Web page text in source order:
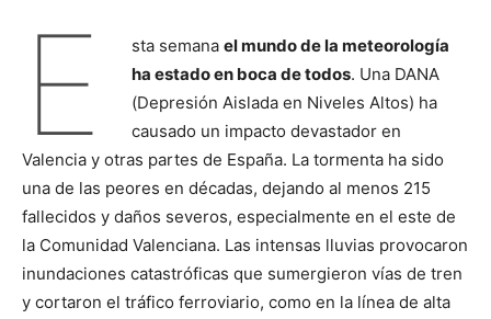
E sta semana el mundo de la meteorología
ha estado en boca de todos. Una DANA
(Depresión Aislada en Niveles Altos) ha
causado un impacto devastador en
Valencia y otras partes de España. La tormenta ha sido
una de las peores en décadas, dejando al menos 215
fallecidos y daños severos, especialmente en el este de
la Comunidad Valenciana. Las intensas lluvias provocaron
inundaciones catastróficas que sumergieron vías de tren
y cortaron el tráfico ferroviario, como en la línea de alta